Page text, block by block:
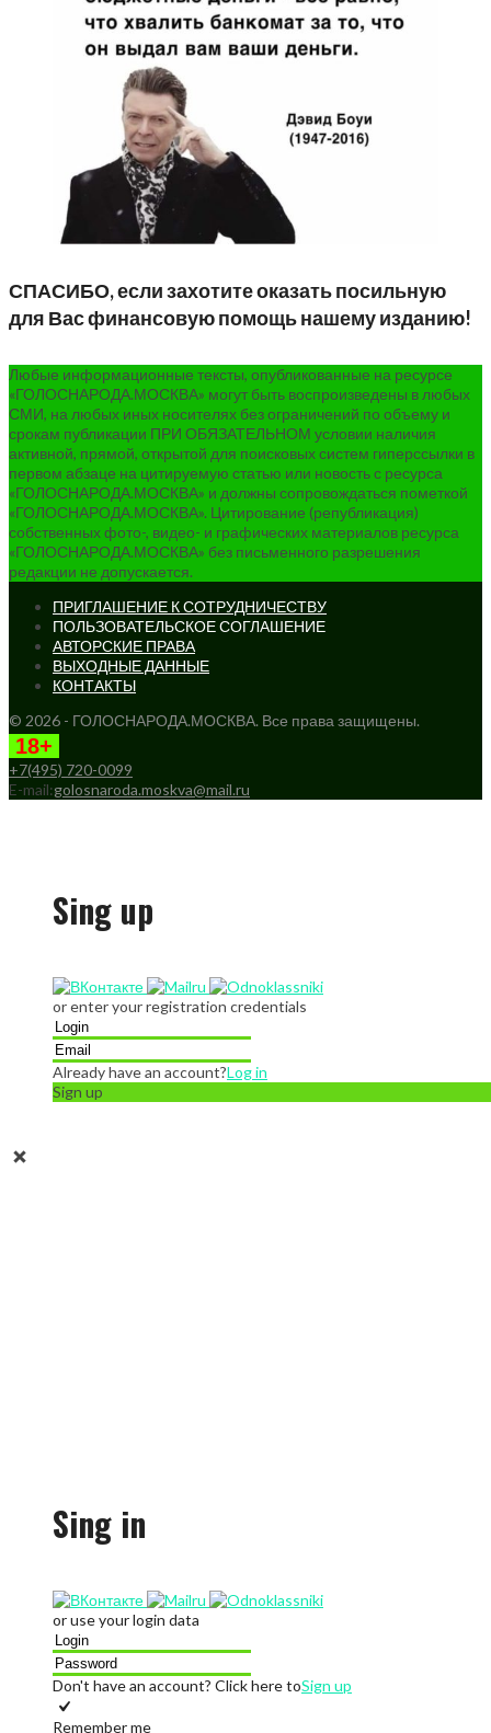
СПАСИБО, если захотите оказать посильную
для Вас финансовую помощь нашему изданию!
Любые информационные тексты, опубликованные на ресурсе
«ГОЛОСНАРОДА.МОСКВА» могут быть воспроизведены в любых
СМИ, на любых иных носителях без ограничений по объему и
срокам публикации ПРИ ОБЯЗАТЕЛЬНОМ условии наличия
активной, прямой, открытой для поисковых систем гиперссылки в
первом абзаце на цитируемую статью или новость с ресурса
«ГОЛОСНАРОДА.МОСКВА» и должны сопровождаться пометкой
«ГОЛОСНАРОДА.МОСКВА». Цитирование (републикация)
собственных фото-, видео- и графических материалов ресурса
«ГОЛОСНАРОДА.МОСКВА» без письменного разрешения
редакции не допускается.
ПРИГЛАШЕНИЕ К СОТРУДНИЧЕСТВУ
ПОЛЬЗОВАТЕЛЬСКОЕ СОГЛАШЕНИЕ
АВТОРСКИЕ ПРАВА
ВЫХОДНЫЕ ДАННЫЕ
КОНТАКТЫ
© 2026 - ГОЛОСНАРОДА.МОСКВА. Все права защищены.
18+
+7(495) 720-0099
E-mail:golosnaroda.moskva@mail.ru
Sing up
or enter your registration credentials
Already have an account?Log in
Sign up
Sing in
or use your login data
Don't have an account? Click here toSign up
Remember me